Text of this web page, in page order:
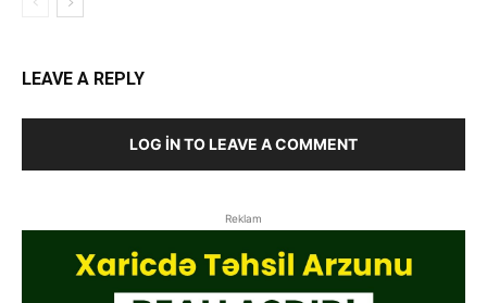
LEAVE A REPLY
LOG IN TO LEAVE A COMMENT
Reklam